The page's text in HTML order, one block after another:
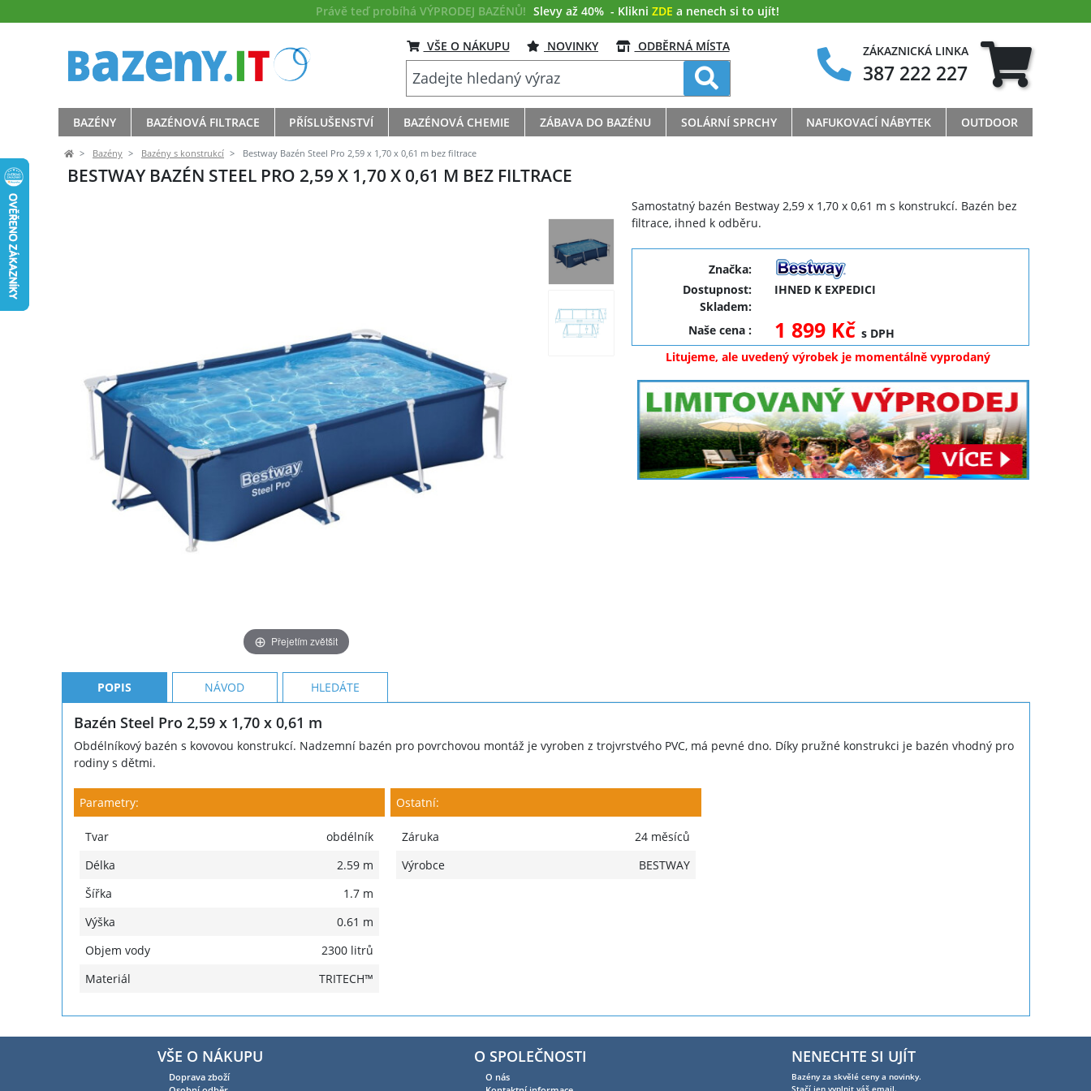
Právě teď probíhá VÝPRODEJ BAZÉNŮ! Slevy až 40% - Klikni ZDE a nenech si to ujít!
VŠE O NÁKUPU NOVINKY ODBĚRNÁ MÍSTA ZÁKAZNICKÁ LINKA
387 222 227
BAZÉNY BAZÉNOVÁ FILTRACE PŘÍSLUŠENSTVÍ BAZÉNOVÁ CHEMIE ZÁBAVA DO BAZÉNU SOLÁRNÍ SPRCHY NAFUKOVACÍ NÁBYTEK OUTDOOR
Bazény Bazény s konstrukcí Bestway Bazén Steel Pro 2,59 x 1,70 x 0,61 m bez filtrace
BESTWAY BAZÉN STEEL PRO 2,59 X 1,70 X 0,61 M BEZ FILTRACE
Přejetím zvětšit
Samostatný bazén Bestway 2,59 x 1,70 x 0,61 m s konstrukcí. Bazén bez
filtrace, ihned k odběru.
Značka:
Dostupnost:
IHNED K EXPEDICI
Skladem:
Naše cena: 1 899 Kčs DPH
Litujeme, ale uvedený výrobek je momentálně vyprodaný
POPIS NÁVOD HLEDÁTE
Bazén Steel Pro 2,59 x 1,70 x 0,61 m
Obdélníkový bazén s kovovou konstrukcí. Nadzemní bazén pro povrchovou montáž je vyroben z trojvrstvého PVC, má pevné dno. Díky pružné konstrukci je bazén vhodný pro
rodiny s dětmi.
Parametry:
Tvar
obdélník
Délka
2.59 m
Šířka
1.7 m
Výška
0.61 m
Objem vody
2300 litrů
Materiál
TRITECH™
Ostatní:
Záruka
24 měsíců
Výrobce
BESTWAY
VŠE O NÁKUPU
Doprava zboží
O SPOLEČNOSTI
O nás
NENECHTE SI UJÍT
Bazény za skvělé ceny a novinky.
Stačí jen vyplnit váš email.